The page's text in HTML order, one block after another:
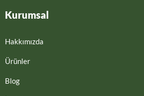
Kurumsal
Hakkımızda
Ürünler
Blog